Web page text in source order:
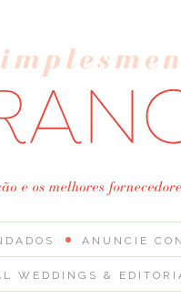
WEDDINGS &
ANUNCIE